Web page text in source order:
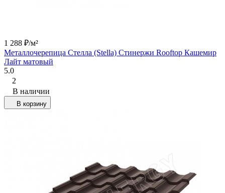
1 288 ₽/м²
Металлочерепица Стелла (Stella) Стинержи Rooftop Кашемир
Лайт матовый
5.0
2
В наличии
В корзину